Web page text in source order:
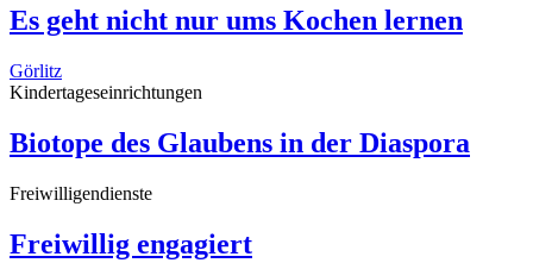
Es geht nicht nur ums Kochen lernen
Görlitz
Kindertageseinrichtungen
Biotope des Glaubens in der Diaspora
Freiwilligendienste
Freiwillig engagiert